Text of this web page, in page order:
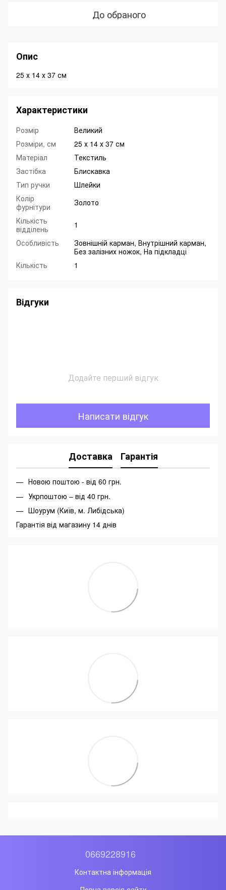
До обраного
Опис
25 х 14 х 37 см
Характеристики
Розмір
Великий
Розміри, см
25 х 14 х 37 см
Матеріал
Текстиль
Застібка
Блискавка
Тип ручки
Шлейки
Колір
фурнітури
Золото
Кількість
відділень
1
Особливість
Зовнішній карман, Внутрішний карман,
Без залізних ножок, На підкладці
Кількість
1
Відгуки
Додайте перший відгук
Написати відгук
Доставка Гарантія
Новою поштою - від 60 грн.
Укрпоштою – від 40 грн.
Шоурум (Київ, м. Либідська)
Гарантія від магазину 14 днів
0669228916
Контактна інформація